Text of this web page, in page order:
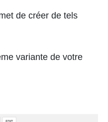
de créer de tels
variante de votre